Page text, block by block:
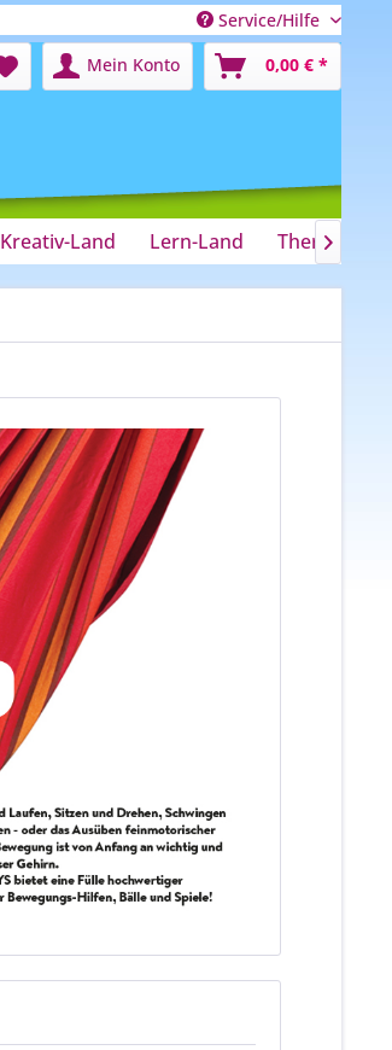
Service/Hilfe
Mein Konto
0,00 € *
Kreativ-Land Lern-Land Therapie-
